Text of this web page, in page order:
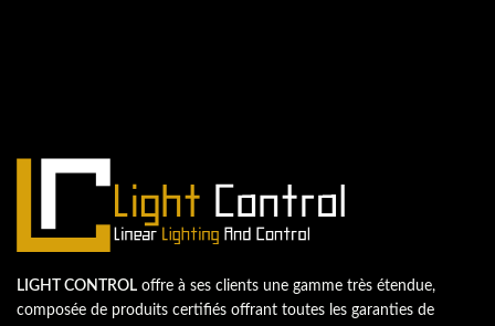
LIGHT CONTROL offre à ses clients une gamme très étendue,
composée de produits certifiés offrant toutes les garanties de